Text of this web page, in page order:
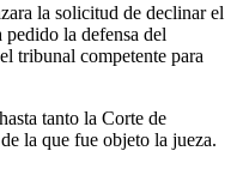
la solicitud de declinar el
la defensa del
tribunal competente para
tanto la Corte de
la que fue objeto la jueza.